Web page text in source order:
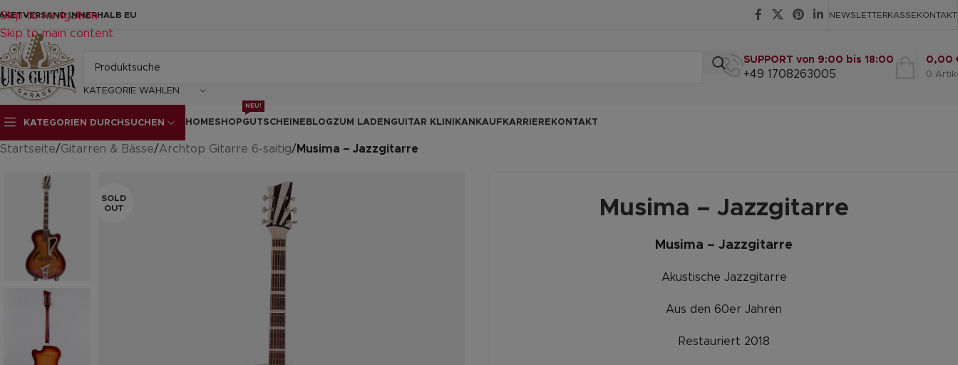
Skip to navigation
Skip to main content
INNERHALB EU NEWSLETTERKASSEKONTAKT
KATEGORIE WÄHLEN
SUPPORT von 9:00 bis 18:00
+49 1708263005 0
0,00
KATEGORIEN DURCHSUCHEN HOMESHOPGUTSCHEINE
NEU!
BLOGZUM LADEN GUITAR KLINIKANKAUF KARRIERE KONTAKT
Startseite/Gitarren & Bässe/Archtop Gitarre 6-saitig/ Musima – Jazzgitarre
SOLD
OUT
Musima – Jazzgitarre
Musima – Jazzgitarre
Akustische Jazzgitarre
Aus den 60er Jahren
Restauriert 2018